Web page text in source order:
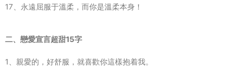
17、永遠屈服于溫柔，而你是溫柔本身！
二、戀愛宣言超甜15字
1、親愛的，好舒服，就喜歡你這樣抱着我。